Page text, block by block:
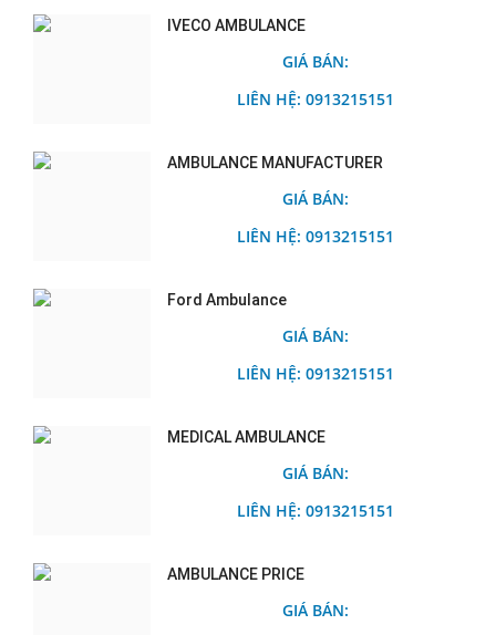
IVECO AMBULANCE
GIÁ BÁN:
LIÊN HỆ: 0913215151
AMBULANCE MANUFACTURER
GIÁ BÁN:
LIÊN HỆ: 0913215151
Ford Ambulance
GIÁ BÁN:
LIÊN HỆ: 0913215151
MEDICAL AMBULANCE
GIÁ BÁN:
LIÊN HỆ: 0913215151
AMBULANCE PRICE
GIÁ BÁN: